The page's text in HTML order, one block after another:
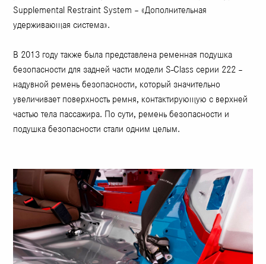
Supplemental Restraint System – «Дополнительная
удерживающая система».
В 2013 году также была представлена ​​ременная подушка
безопасности для задней части модели S-Class серии 222 –
надувной ремень безопасности, который значительно
увеличивает поверхность ремня, контактирующую с верхней
частью тела пассажира. По сути, ремень безопасности и
подушка безопасности стали одним целым.